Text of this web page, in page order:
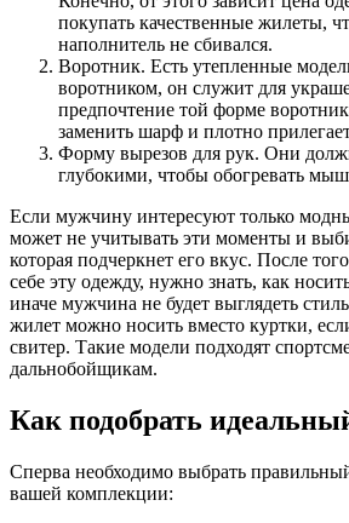
покупать качественные жилеты,
наполнитель не сбивался.
Воротник. Есть утепленные
воротником, он служит для
предпочтение той форме
заменить шарф и плотно
Форму вырезов для рук. Они
глубокими, чтобы обогревать
Если мужчину интересуют только
может не учитывать эти моменты и
которая подчеркнет его вкус. После
себе эту одежду, нужно знать, как
иначе мужчина не будет выглядеть
жилет можно носить вместо куртки,
свитер. Такие модели подходят
дальнобойщикам.
Как подобрать
Сперва необходимо выбрать
вашей комплекции: